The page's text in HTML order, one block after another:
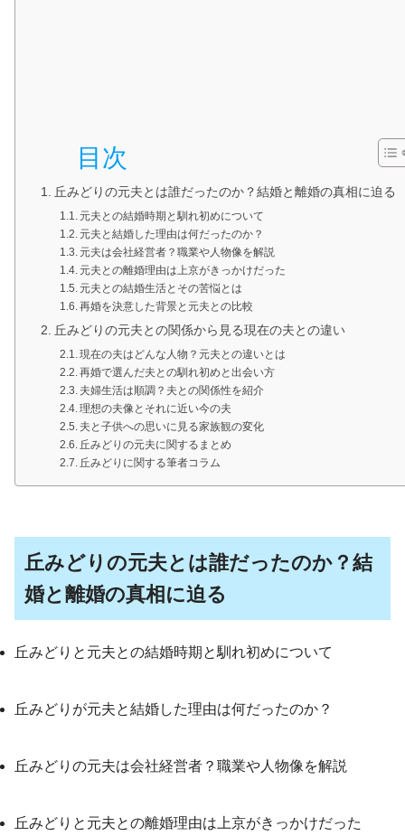
目次
丘みどりの元夫とは誰だったのか？結婚と離婚の真相に迫る
元夫との結婚時期と馴れ初めについて
元夫と結婚した理由は何だったのか？
元夫は会社経営者？職業や人物像を解説
元夫との離婚理由は上京がきっかけだった
元夫との結婚生活とその苦悩とは
再婚を決意した背景と元夫との比較
丘みどりの元夫との関係から見る現在の夫との違い
現在の夫はどんな人物？元夫との違いとは
再婚で選んだ夫との馴れ初めと出会い方
夫婦生活は順調？夫との関係性を紹介
理想の夫像とそれに近い今の夫
夫と子供への思いに見る家族観の変化
丘みどりの元夫に関するまとめ
丘みどりに関する筆者コラム
丘みどりの元夫とは誰だったのか？結
婚と離婚の真相に迫る
丘みどりと元夫との結婚時期と馴れ初めについて
丘みどりが元夫と結婚した理由は何だったのか？
丘みどりの元夫は会社経営者？職業や人物像を解説
丘みどりと元夫との離婚理由は上京がきっかけだった